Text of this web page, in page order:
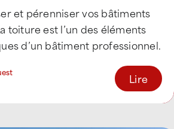
et pérenniser vos bâtiments
toiture est l’un des éléments
d’un bâtiment professionnel.
Lire